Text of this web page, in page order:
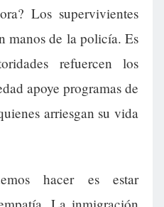
Los supervivientes
manos de la policía. Es
refuercen los
apoye programas de
arriesgan su vida
hacer es estar